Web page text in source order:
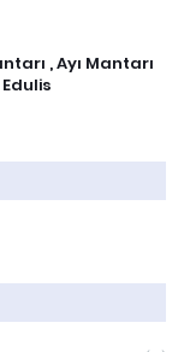
, Ayı Mantarı